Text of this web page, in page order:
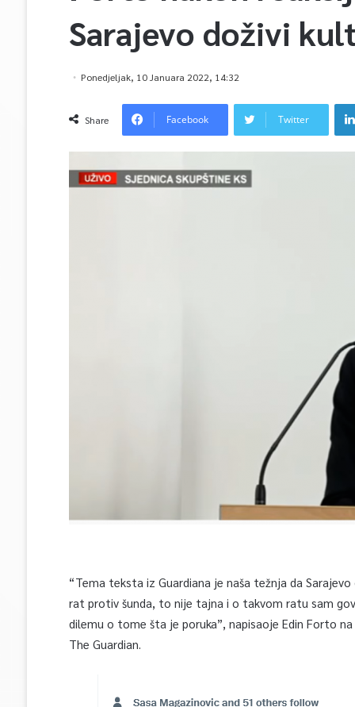
Sarajevo doživi
Ponedjeljak, 10 Januara 2022, 14:32
Share Facebook Twitter
“Tema teksta iz Guardiana je naša težnja da
rat protiv šunda, to nije tajna i o takvom ratu sam
dilemu o tome šta je poruka”, napisaoje Edin Forto
The Guardian.